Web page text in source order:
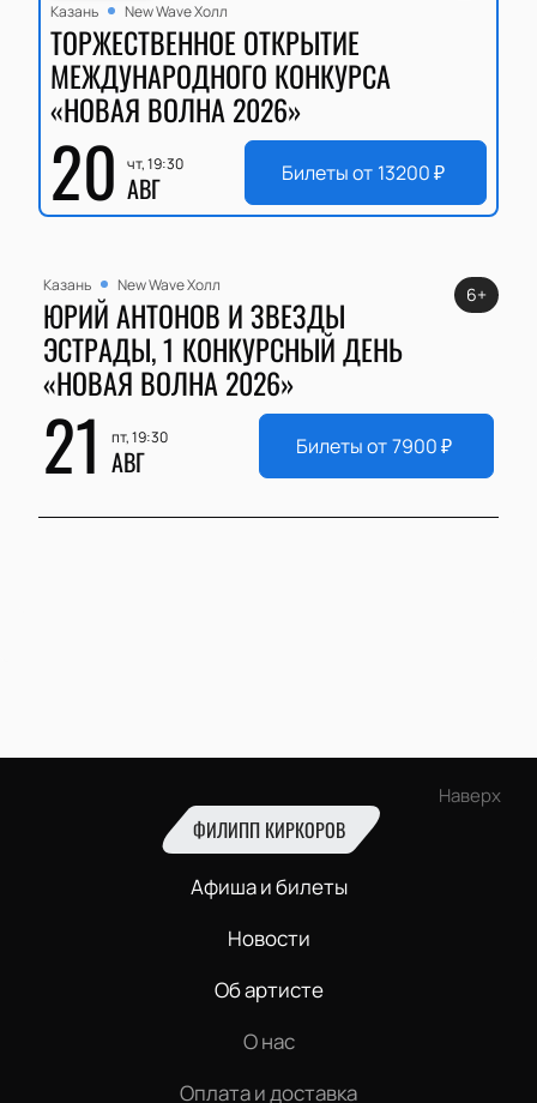
Казань
New Wave Холл
ТОРЖЕСТВЕННОЕ ОТКРЫТИЕ
МЕЖДУНАРОДНОГО КОНКУРСА
«НОВАЯ ВОЛНА 2026»
20 чт, 19:30
АВГ Билеты от 13200₽
Казань New Wave Холл
ЮРИЙ АНТОНОВ И ЗВЕЗДЫ
ЭСТРАДЫ, 1 КОНКУРСНЫЙ ДЕНЬ
«НОВАЯ ВОЛНА 2026»
21 пт, 19:30
АВГ
6+
Билеты от7900₽
Наверх
ФИЛИПП КИРКОРОВ
Афиша и билеты
Новости
Об артисте
О нас
Оплата и доставка